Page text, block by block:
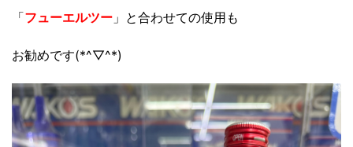
「フューエルツー 」と合わせての使用も
お勧めです(*^▽^*)